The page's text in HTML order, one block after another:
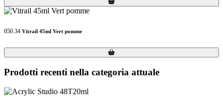
050.34 Vitrail 45ml Vert pomme
Loading...
Loading...
Prodotti recenti nella categoria attuale